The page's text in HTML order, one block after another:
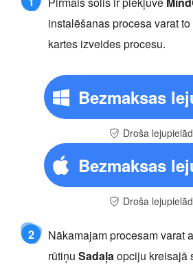
instalēšanas procesa varat
kartes izveides procesu.
Bezmaksas
Droša
Bezmaksas
Droša
2
Nākamajam procesam varat
rūtiņu Sadaļaopciju kreisajā